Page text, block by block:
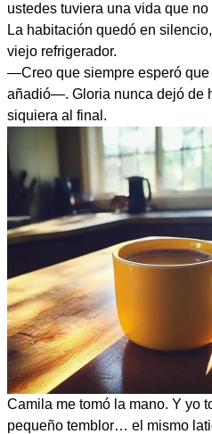
ustedes tuviera una vida que
La habitación quedó en
viejo refrigerador.
—Creo que siempre esperó
añadió—. Gloria nunca dejó de
siquiera al final.
Camila me tomó la mano. Y yo
pequeño temblor… el mismo